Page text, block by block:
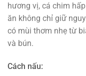
hương vị, cá chim
ăn không chỉ giữ
có mùi thơm nhẹ từ
và bún.
Cách nấu: